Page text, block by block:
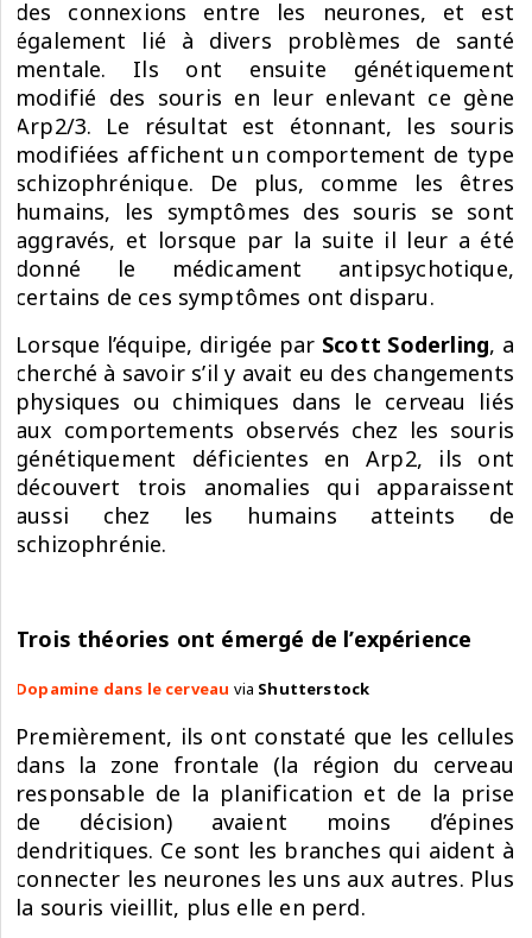
des connexions entre les neurones, et est
également lié à divers problèmes de santé
mentale. Ils ont ensuite génétiquement
modifié des souris en leur enlevant ce gène
Arp2/3. Le résultat est étonnant, les souris
modifiées affichent un comportement de type
schizophrénique. De plus, comme les êtres
humains, les symptômes des souris se sont
aggravés, et lorsque par la suite il leur a été
donné le médicament antipsychotique,
certains de ces symptômes ont disparu.
Lorsque l’équipe, dirigée par Scott Soderling, a
cherché à savoir s’il y avait eu des changements
physiques ou chimiques dans le cerveau liés
aux comportements observés chez les souris
génétiquement déficientes en Arp2, ils ont
découvert trois anomalies qui apparaissent
aussi chez les humains atteints de
schizophrénie.
Trois théories ont émergé de l’expérience
Dopamine dans le cerveau via Shutterstock
Premièrement, ils ont constaté que les cellules
dans la zone frontale (la région du cerveau
responsable de la planification et de la prise
de décision) avaient moins d’épines
dendritiques. Ce sont les branches qui aident à
connecter les neurones les uns aux autres. Plus
la souris vieillit, plus elle en perd.